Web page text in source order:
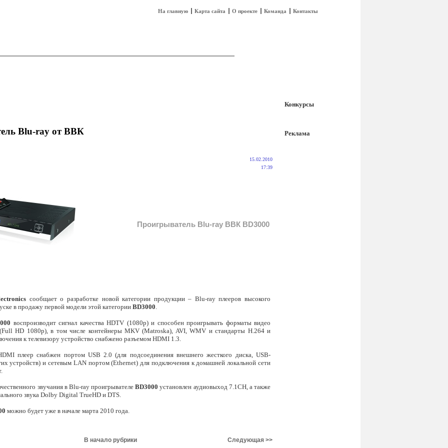
На главную Карта сайта О проекте Команда Контакты
Blu-ray от ВВК
Проигрыватель Blu-ray ВВК ВD3000
15.02.2010
17:39
сообщает о разработке новой категории продукции – Blu-ray плееров высокого
в продажу первой модели этой категории ВD3000.
воспроизводит сигнал качества HDTV (1080p) и способен проигрывать форматы видео
(Full HD 1080p), в том числе контейнеры MKV (Matroska), AVI, WMV и стандарты H.264 и
к телевизору устройство снабжено разъемом HDMI 1.3.
плеер снабжен портом USB 2.0 (для подсоединения внешнего жесткого диска, USB-
устройств) и сетевым LAN портом (Ethernet) для подключения к домашней локальной сети
звучания в Blu-ray проигрывателеBD3000 установлен аудиовыход 7.1CH, а также
звука Dolby Digital TrueHD и DTS.
можно будет уже в начале марта 2010 года.
В начало рубрики Следующая >>
Конкурсы
Реклама